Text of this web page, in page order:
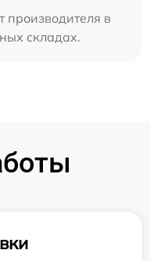
производителя в
складах.